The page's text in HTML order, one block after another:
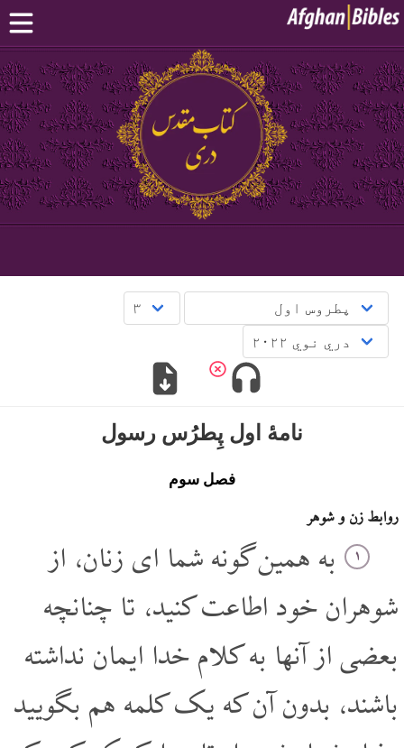
کور پاڼه
سپیڅلی کتاب په دري ژبه
سپیڅلی کتاب په پښتو ژبه
نور: بلوچی · هزاره ترکمن
پوښتنې
نامۀ اول پِطرُس رسول
فصل سوم
روابط زن و شوهر
۱ به همین گونه شما ای زنان، از
شوهران خود اطاعت کنید، تا چنانچه
بعضی از آنها به کلام خدا ایمان نداشته
باشند، بدون آن که یک کلمه هم بگویید